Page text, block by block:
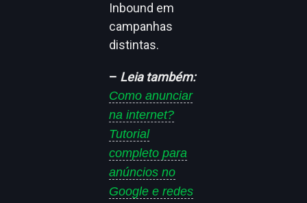
Inbound em
campanhas
distintas.
– Leia também:
Como anunciar
na internet?
Tutorial
completo para
anúncios no
Google e redes